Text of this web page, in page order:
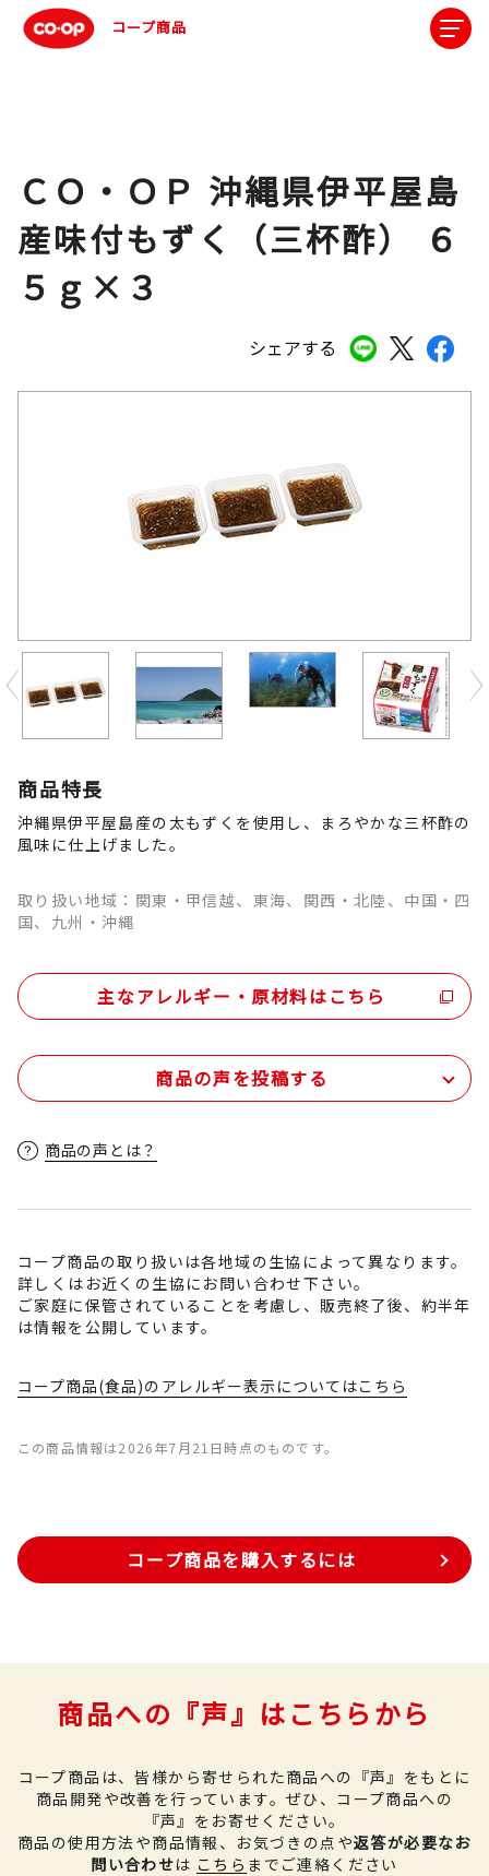
コープ商品
シェアする
ＣＯ・ＯＰ 沖縄県伊平屋島
産味付もずく（三杯酢） ６
５ｇ×３
Previous
商品特長
沖縄県伊平屋島産の太もずくを使用し、まろやかな三杯酢の
風味に仕上げました。
取り扱い地域：関東・甲信越、東海、関西・北陸、中国・四
国、九州・沖縄
主なアレルギー・原材料はこちら
商品の声を投稿する
商品の声とは？
コープ商品の取り扱いは各地域の生協によって異なります。
詳しくはお近くの生協にお問い合わせ下さい。
ご家庭に保管されていることを考慮し、販売終了後、約半年
は情報を公開しています。
コープ商品(食品)のアレルギー表示についてはこちら
この商品情報は2026年7月21日時点のものです。
コープ商品を購入するには
商品への『声』はこちらから
コープ商品は、皆様から寄せられた商品への『声』をもとに
商品開発や改善を行っています。 ぜひ、コープ商品への
『声』をお寄せください。
商品の使用方法や商品情報、お気づきの点や返答が必要なお
問い合わせは こちら までご連絡ください